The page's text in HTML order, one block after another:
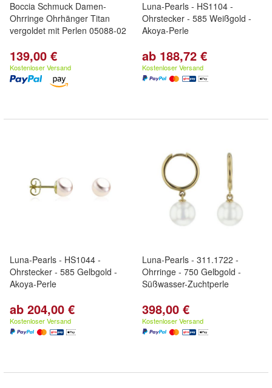
Boccia Schmuck Damen-
Ohrringe Ohrhänger Titan
vergoldet mit Perlen 05088-02
139,00 €
Kostenloser Versand
Luna-Pearls - HS1104 -
Ohrstecker - 585 Weißgold -
Akoya-Perle
ab 188,72 €
Kostenloser Versand
Luna-Pearls - HS1044 -
Ohrstecker - 585 Gelbgold -
Akoya-Perle
ab 204,00 €
Kostenloser Versand
Luna-Pearls - 311.1722 -
Ohrringe - 750 Gelbgold -
Süßwasser-Zuchtperle
398,00 €
Kostenloser Versand